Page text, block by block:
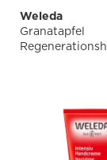
Weleda
Granatapfel